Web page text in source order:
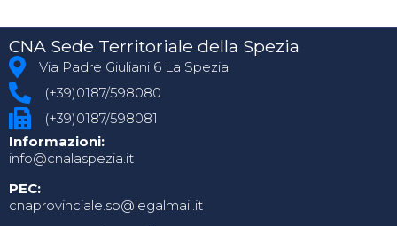
CNA Sede Territoriale della Spezia
Via Padre Giuliani 6 La Spezia
(+39)0187/598080
(+39)0187/598081
Informazioni:
info@cnalaspezia.it
PEC:
cnaprovinciale.sp@legalmail.it